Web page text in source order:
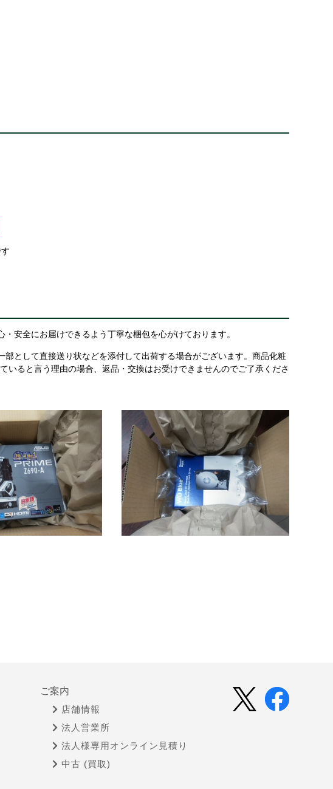
安全にお届けできるよう丁寧な梱包を心がけております。
として直接送り状などを添付して出荷する場合がございます。商品化粧
ると言う理由の場合、返品・交換はお受けできませんのでご了承くださ
ご案内
店舗情報
法人営業所
法人様専用オンライン見積り
中古 (買取)